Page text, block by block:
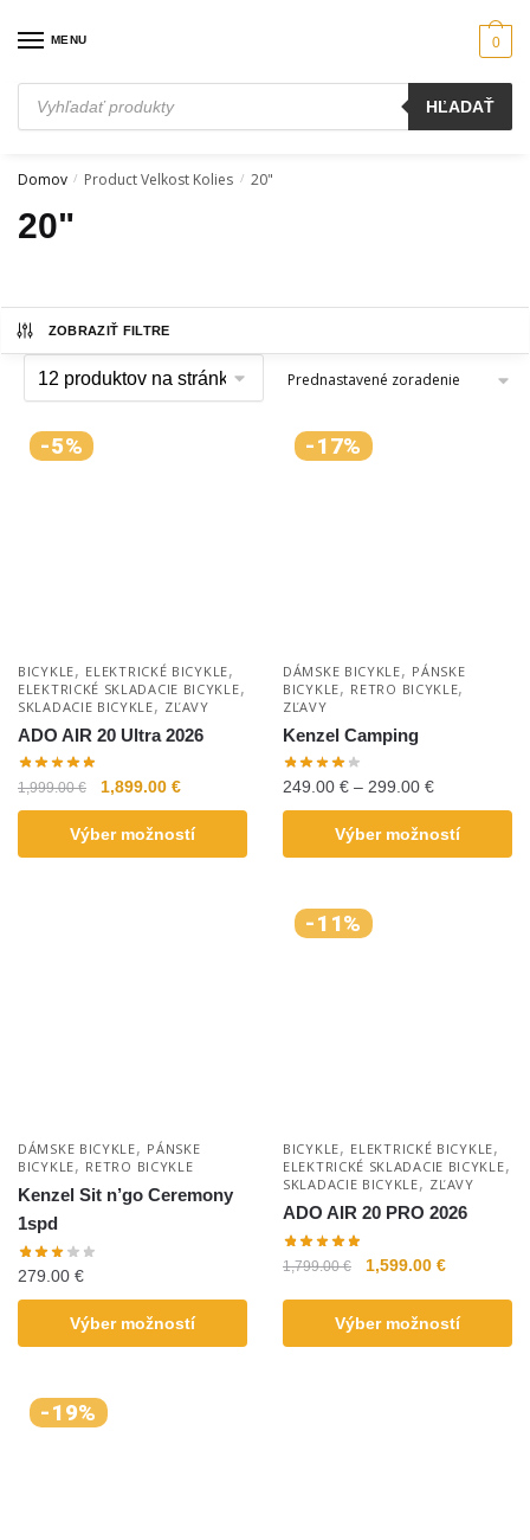
MENU
Products
search
HĽADAŤ
0
Domov / Product Velkost Kolies / 20"
20"
ZOBRAZIŤ FILTRE
-5%
BICYKLE, ELEKTRICKÉ BICYKLE,
ELEKTRICKÉ SKLADACIE BICYKLE,
SKLADACIE BICYKLE, ZĽAVY
ADO AIR 20 Ultra 2026
1,999.00€ 1,899.00 €
Výber možností
-17%
DÁMSKE BICYKLE, PÁNSKE
BICYKLE, RETRO BICYKLE,
ZĽAVY
Kenzel Camping
249.00 € – 299.00 €
Výber možností
DÁMSKE BICYKLE, PÁNSKE
BICYKLE, RETRO BICYKLE
Kenzel Sit n’go Ceremony
1spd
279.00 €
Výber možností
-11%
BICYKLE, ELEKTRICKÉ BICYKLE,
ELEKTRICKÉ SKLADACIE BICYKLE,
SKLADACIE BICYKLE, ZĽAVY
ADO AIR 20 PRO 2026
1,799.00€ 1,599.00 €
Výber možností
-19%